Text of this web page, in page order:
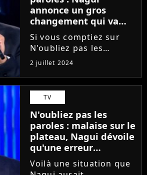
annonce un gros
changement qui va
faire perdre de
l'argent aux
spectateurs
Si vous comptiez sur
N'oubliez pas les
paroles (France 2) pour
vous enrichir cet été en
direct de votre canapé,
c'est râpé. Ce lundi 1er
juillet 2024, Nagui a
annoncé un gros
changement...
2 juillet 2024
TV
N'oubliez pas les
paroles : malaise sur le
plateau, Nagui dévoile
qu'une erreur
historique a été
causée par la
Voilà une situation que